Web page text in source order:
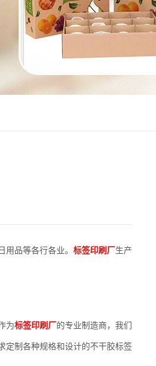
用品等各行各业。标签印刷厂生产
为标签印刷厂的专业制造商，我们
定制各种规格和设计的不干胶标签